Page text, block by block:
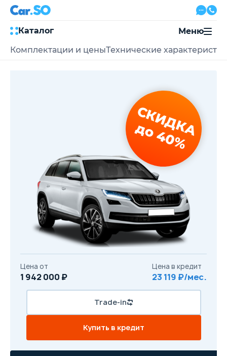
Каталог
8 800 500-03-23
с 08:00 по 20:00, без выходных
Привольная улица, 2, к5
Перезвоните мне
Меню
Комплектации и ценыТехнические
СКИДКА
до 40%
Цена от
1 942 000 ₽
Цена в кредит
23 119 ₽/мес.
Trade-in
Купить в кредит